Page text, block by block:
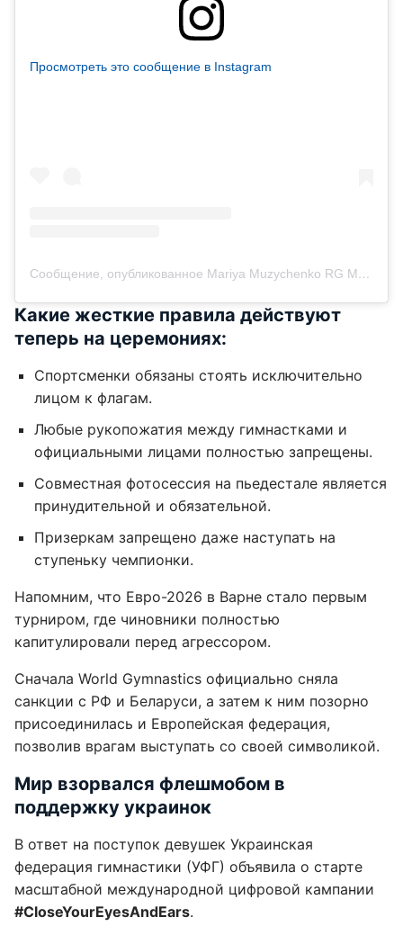
Просмотреть это сообщение в Instagram
Сообщение, опубликованное Mariya Muzychenko RG Media (@muzychenko.photos)
Какие жесткие правила действуют
теперь на церемониях:
Спортсменки обязаны стоять исключительно
лицом к флагам.
Любые рукопожатия между гимнастками и
официальными лицами полностью запрещены.
Совместная фотосессия на пьедестале является
принудительной и обязательной.
Призеркам запрещено даже наступать на
ступеньку чемпионки.
Напомним, что Евро-2026 в Варне стало первым
турниром, где чиновники полностью
капитулировали перед агрессором.
Сначала World Gymnastics официально сняла
санкции с РФ и Беларуси, а затем к ним позорно
присоединилась и Европейская федерация,
позволив врагам выступать со своей символикой.
Мир взорвался флешмобом в
поддержку украинок
В ответ на поступок девушек Украинская
федерация гимнастики (УФГ) объявила о старте
масштабной международной цифровой кампании
#CloseYourEyesAndEars.